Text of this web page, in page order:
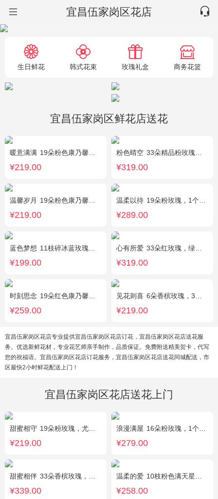
宜昌伍家岗区花店
生日鲜花 韩式花束 玫瑰礼盒 商务花篮
宜昌伍家岗区鲜花店送花
暖意满满 19朵粉色康乃馨，搭配相思梅、黄莺穿插点缀。
¥219.00
粉色晴空 33朵精品粉玫瑰，外围搭配石竹梅围绕。
¥319.00
温馨岁月 19朵粉色康乃馨，粉色满天星搭配
¥219.00
温柔以待 19朵粉玫瑰，1个粉色绣球，1枝多头白百合，桔梗、满天星、绿叶搭配
¥289.00
蓝色梦想 11枝碎冰蓝玫瑰，洋甘菊和尤加利叶适量搭配
¥199.00
心有所爱 33朵红玫瑰，绿叶搭配
¥319.00
时刻思念 19朵红色康乃馨，2朵多头粉百合，满天星、绿叶搭配
¥259.00
见花则喜 6朵香槟玫瑰，3朵向日葵，桔梗、绿叶搭配
¥219.00
宜昌伍家岗区花店专业提供宜昌伍家岗区花店订花，宜昌伍家岗区花店送花服
务。优选新鲜花材，专业花艺师亲手制作，品质保证。免费附送精美贺卡，代写
您的祝福语。宜昌伍家岗区花店订花服务，宜昌伍家岗区花店送花同城配送，市
区最快2小时鲜花配送上门！
宜昌伍家岗区花店送花上门
甜蜜相守 19朵粉玫瑰，尤加利、小花搭配
¥219.00
浪漫满屋 16朵粉玫瑰，1个粉色绣球，3个乒乓菊，桔梗、绿叶搭配
¥279.00
甜蜜相伴 33朵香槟玫瑰，配花、绿叶搭配
¥339.00
温柔的爱 10枝粉色满天星，1条灯带
¥258.00